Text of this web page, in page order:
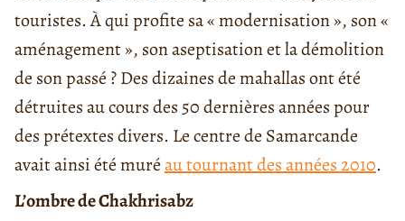
touristes. À qui profite sa « modernisation », son «
aménagement », son aseptisation et la démolition
de son passé ? Des dizaines de mahallas ont été
détruites au cours des 50 dernières années pour
des prétextes divers. Le centre de Samarcande
avait ainsi été muréau tournant des années 2010.
L’ombre de Chakhrisabz